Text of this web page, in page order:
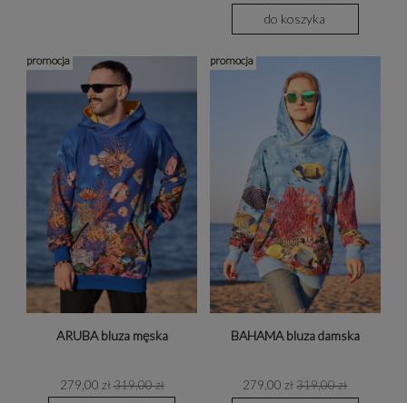
do koszyka
ARUBA bluza męska
279,00 zł 319,00 zł
promocja
BAHAMA bluza damska
279,00 zł 319,00 zł
promocja